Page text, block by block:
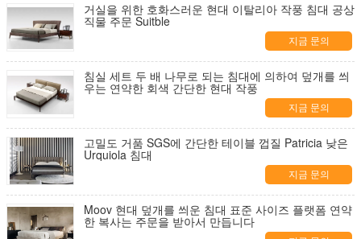
거실을 위한 호화스러운 현대 이탈리아 작풍 침대 공상
직물 주문 Suitble
지금 문의
침실 세트 두 배 나무로 되는 침대에 의하여 덮개를 씌
우는 연약한 회색 간단한 현대 작풍
지금 문의
고밀도 거품 SGS에 간단한 테이블 껍질 Patricia 낮은
Urquiola 침대
지금 문의
Moov 현대 덮개를 씌운 침대 표준 사이즈 플랫폼 연약
한 복사는 주문을 받아서 만듭니다